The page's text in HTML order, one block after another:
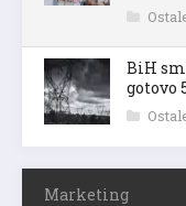
BiH
gotovo
Marketing